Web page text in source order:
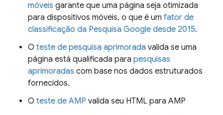
móveis garante que uma página seja otimizada
para dispositivos móveis, o que é um fator de
classificação da Pesquisa Google desde 2015.
O teste de pesquisa aprimorada valida se uma
página está qualificada para pesquisas
aprimoradas com base nos dados estruturados
fornecidos.
O teste de AMP valida seu HTML para AMP